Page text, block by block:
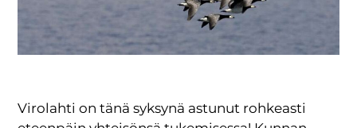
Virolahti on tänä syksynä astunut rohkeasti